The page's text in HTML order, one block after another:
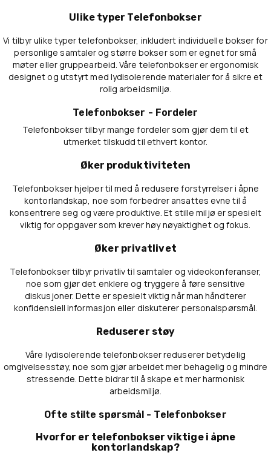
Ulike typer Telefonbokser
Vi tilbyr ulike typer telefonbokser, inkludert individuelle bokser for
personlige samtaler og større bokser som er egnet for små
møter eller gruppearbeid. Våre telefonbokser er ergonomisk
designet og utstyrt med lydisolerende materialer for å sikre et
rolig arbeidsmiljø.
Telefonbokser - Fordeler
Telefonbokser tilbyr mange fordeler som gjør dem til et
utmerket tilskudd til ethvert kontor.
Øker produktiviteten
Telefonbokser hjelper til med å redusere forstyrrelser i åpne
kontorlandskap, noe som forbedrer ansattes evne til å
konsentrere seg og være produktive. Et stille miljø er spesielt
viktig for oppgaver som krever høy nøyaktighet og fokus.
Øker privatlivet
Telefonbokser tilbyr privatliv til samtaler og videokonferanser,
noe som gjør det enklere og tryggere å føre sensitive
diskusjoner. Dette er spesielt viktig når man håndterer
konfidensiell informasjon eller diskuterer personalspørsmål.
Reduserer støy
Våre lydisolerende telefonbokser reduserer betydelig
omgivelsesstøy, noe som gjør arbeidet mer behagelig og mindre
stressende. Dette bidrar til å skape et mer harmonisk
arbeidsmiljø.
Ofte stilte spørsmål - Telefonbokser
Hvorfor er telefonbokser viktige i åpne
kontorlandskap?